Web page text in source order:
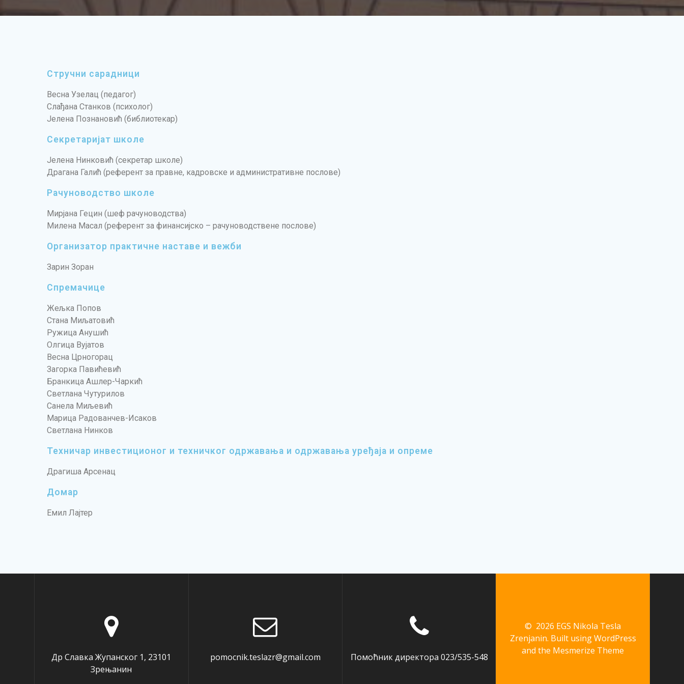
Стручни сарадници
Весна Узелац (педагог)
Слађана Станков (психолог)
Јелена Познановић (библиотекар)
Секретаријат школе
Јелена Нинковић (секретар школе)
Драгана Галић (референт за правне, кадровске и административне послове)
Рачуноводство школе
Мирјана Гецин (шеф рачуноводства)
Милена Масал (референт за финансијско – рачуноводствене послове)
Организатор практичне наставе и вежби
Зарин Зоран
Спремачице
Жељка Попов
Стана Миљатовић
Ружица Анушић
Олгица Вујатов
Весна Црногорац
Загорка Павићевић
Бранкица Ашлер-Чаркић
Светлана Чутурилов
Санела Миљевић
Марица Радованчев-Исаков
Светлана Нинков
Техничар инвестиционог и техничког одржавања и одржавања уређаја и опреме
Драгиша Арсенац
Домар
Емил Лајтер
Др Славка Жупанског 1, 23101
Зрењанин
pomocnik.teslazr@gmail.com Помоћник директора 023/535-548
© 2026 EGS Nikola Tesla
Zrenjanin. Built using WordPress
and the Mesmerize Theme